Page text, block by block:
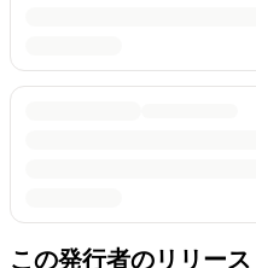
この発行者のリリース